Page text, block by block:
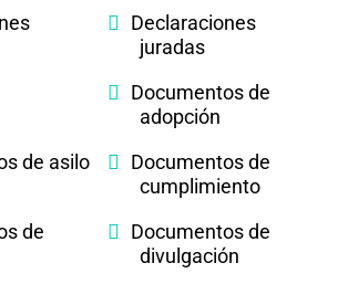
Declaraciones
juradas
Documentos de
adopción
de asilo
Documentos de
cumplimiento
de
Documentos de
divulgación